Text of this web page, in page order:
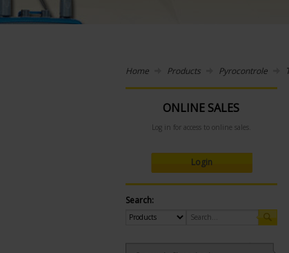
Home Products Pyrocontrole
ONLINE SALES
Log in for access to online sales.
Login
Search: